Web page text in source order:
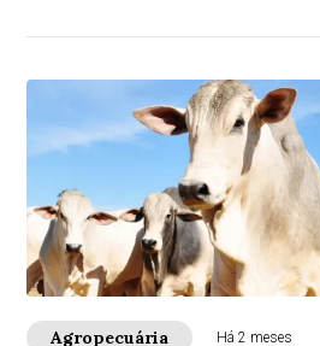
Agropecuária Há 2 meses